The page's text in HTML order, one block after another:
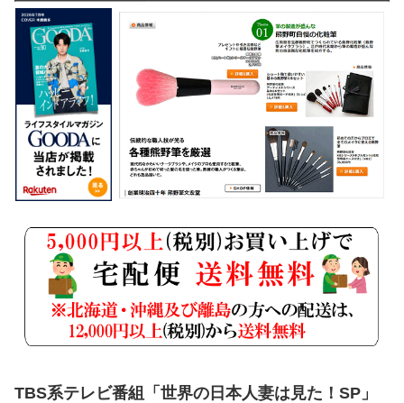
TBS系テレビ番組「世界の日本人妻は見た！SP」